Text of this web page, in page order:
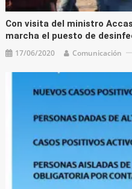
Con visita del ministro
marcha el puesto de
17/06/2020 Comunicación